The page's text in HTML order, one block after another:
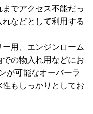
でアクセス不能だっ
などとして利用する
用、エンジンローム
の物入れ用などにお
が可能なオーバーラ
もしっかりとしてお